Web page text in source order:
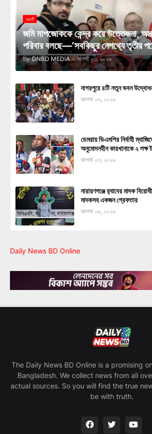
নওগাঁ
জমি মাপজোককে কেন্দ্র করে উত্তেজনা,
পরিবার বলছে—‘সবকিছুর নেপথ্যে তৃতীয়
by DNBD MEDIA - আগস্ট ০৩, ২০২৬
নাগরপুরে ৪টি নতুন ভবন
আগস্ট ০৩, ২০২৬
ডেমরায় ডিএমপির নির্বাহী
অনুমোদনহীন কারখানাকে ২ লক্ষ
আগস্ট ০৩, ২০২৬
নারায়ণগঞ্জে র‍্যাবের মাদক
মাদকসহ একজন গ্রেফতার
আগস্ট ০৫, ২০২৬
Daily News BD Online
The Daily News BD Online is a promising
Bangladesh. We collect news from all
actual sources. So you will find the true
be with truth.